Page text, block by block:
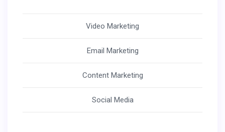
Video Marketing
Email Marketing
Content Marketing
Social Media